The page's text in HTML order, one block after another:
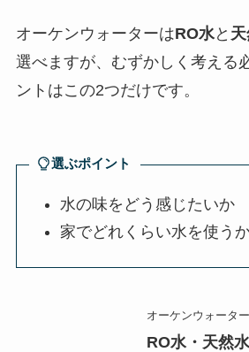
オーケンウォーターはRO水と
選べますが、むずかしく考える
ントはこの2つだけです。
選ぶポイント
水の味をどう感じたいか
家でどれくらい水を使う
オーケンウォーター
RO水・天然水